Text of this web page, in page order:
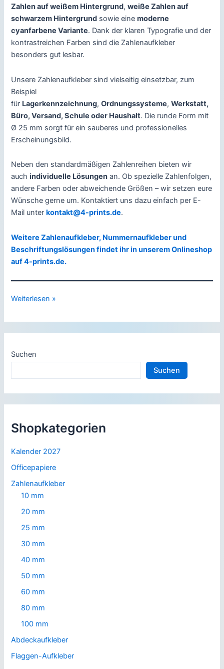
Zahlen auf weißem Hintergrund,weiße Zahlen auf
schwarzem Hintergrund sowie einemoderne
cyanfarbene Variante. Dank der klaren Typografie und der
kontrastreichen Farben sind die Zahlenaufkleber
besonders gut lesbar.
Unsere Zahlenaufkleber sind vielseitig einsetzbar, zum
Beispiel
für Lagerkennzeichnung,Ordnungssysteme,Werkstatt,
Büro, Versand, Schule oder Haushalt. Die runde Form mit
Ø 25 mm sorgt für ein sauberes und professionelles
Erscheinungsbild.
Neben den standardmäßigen Zahlenreihen bieten wir
auchindividuelle Lösungen an. Ob spezielle Zahlenfolgen,
andere Farben oder abweichende Größen – wir setzen eure
Wünsche gerne um. Kontaktiert uns dazu einfach per E-
Mail unterkontakt@4-prints.de.
Weitere Zahlenaufkleber, Nummernaufkleber und
Beschriftungslösungen findet ihr in unserem Onlineshop
auf 4-prints.de.
Neue
25
mm
jetzt
prints
erhältlich
Weiterlesen »
Suchen
Suchen
Shopkategorien
Kalender 2027
Officepapiere
Zahlenaufkleber
10 mm
20 mm
25 mm
30 mm
40 mm
50 mm
60 mm
80 mm
100 mm
Abdeckaufkleber
Flaggen-Aufkleber